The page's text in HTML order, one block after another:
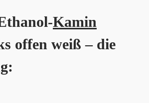
Kamin
offen weiß – die